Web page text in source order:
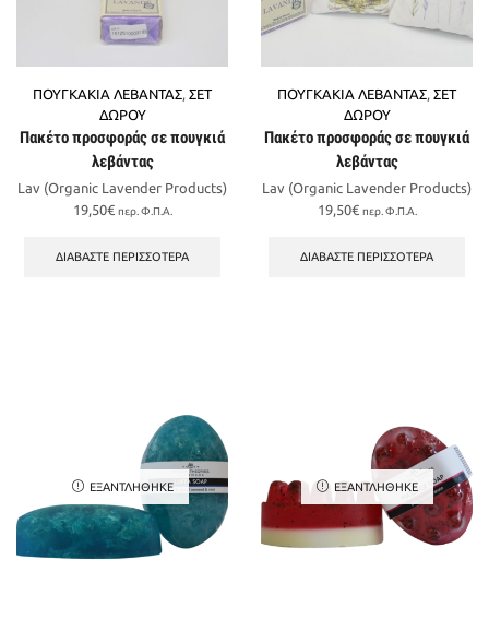
ΠΟΥΓΚΑΚΙΑ ΛΕΒΑΝΤΑΣ, ΣΕΤ
ΔΩΡΟΥ
Πακέτο προσφοράς σε πουγκιά
λεβάντας
Lav (Organic Lavender Products)
19,50€ περ. Φ.Π.Α.
ΔΙΑΒΆΣΤΕ ΠΕΡΙΣΣΌΤΕΡΑ
ΠΟΥΓΚΑΚΙΑ ΛΕΒΑΝΤΑΣ, ΣΕΤ
ΔΩΡΟΥ
Πακέτο προσφοράς σε πουγκιά
λεβάντας
Lav (Organic Lavender Products)
19,50€ περ. Φ.Π.Α.
ΔΙΑΒΆΣΤΕ ΠΕΡΙΣΣΌΤΕΡΑ
ΕΞΑΝΤΛΉΘΗΚΕ ΕΞΑΝΤΛΉΘΗΚΕ